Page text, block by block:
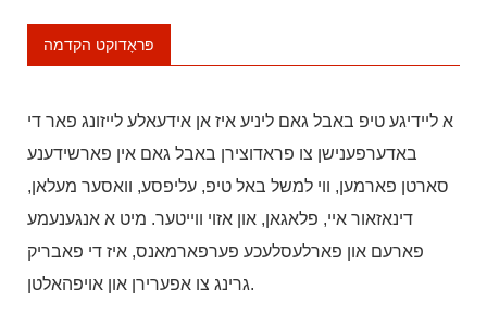
פּראָדוקט הקדמה
א ליידיגע טיפ באבל גאם ליניע איז אן אידעאלע לייזונג פאר די
באדערפענישן צו פראדוצירן באבל גאם אין פארשידענע
סארטן פארמען, ווי למשל באל טיפ, עליפסע, וואסער מעלאן,
דינאזאור איי, פלאגאן, און אזוי ווייטער. מיט א אנגענעמע
פארעם און פארלעסלעכע פערפארמאנס, איז די פאבריק
גרינג צו אפערירן און אויפהאלטן.